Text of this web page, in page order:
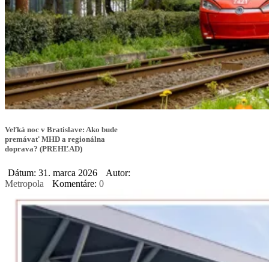
Veľká noc v Bratislave: Ako bude
premávať MHD a regionálna
doprava? (PREHĽAD)
Dátum: 31. marca 2026
Autor:
Metropola
Komentáre: 0